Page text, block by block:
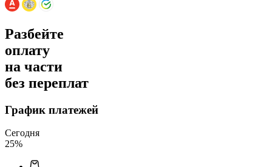
Разбейте
оплату
на части
без переплат
График платежей
Сегодня
25%